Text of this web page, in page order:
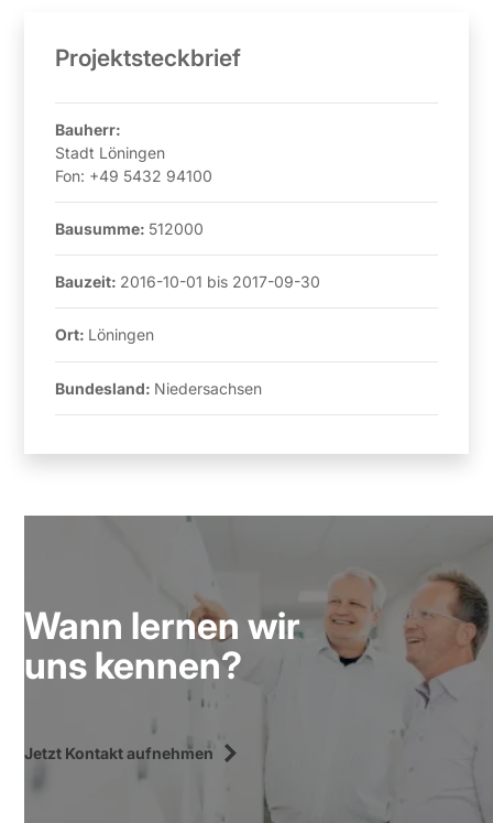
Projektsteckbrief
Bauherr:
Stadt Löningen
Fon: +49 5432 94100
Bausumme: 512000
Bauzeit: 2016-10-01 bis 2017-09-30
Ort: Löningen
Bundesland: Niedersachsen
Wann lernen wir
uns kennen?
Jetzt Kontakt aufnehmen